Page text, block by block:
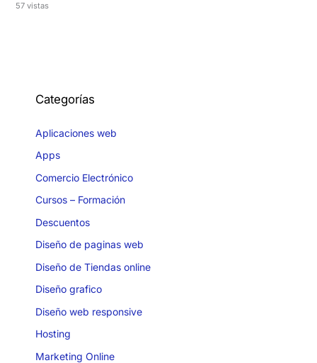
57 vistas
Categorías
Aplicaciones web
Apps
Comercio Electrónico
Cursos – Formación
Descuentos
Diseño de paginas web
Diseño de Tiendas online
Diseño grafico
Diseño web responsive
Hosting
Marketing Online